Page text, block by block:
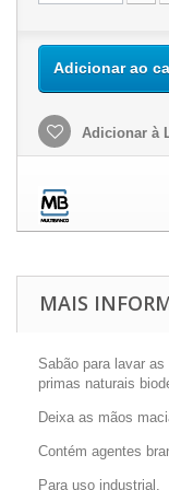
Adicionar ao
Adicionar à
MAIS
Sabão para lavar
primas naturais
Deixa as mãos
Contém agentes
Para uso industrial.